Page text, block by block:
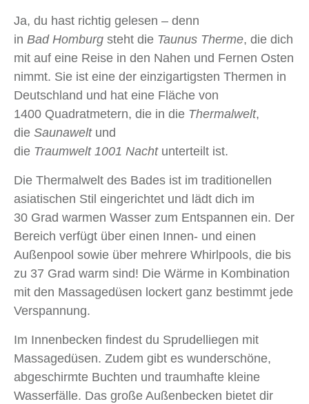
Ja, du hast richtig gelesen – denn
in Bad Homburg steht die Taunus Therme, die dich
mit auf eine Reise in den Nahen und Fernen Osten
nimmt. Sie ist eine der einzigartigsten Thermen in
Deutschland und hat eine Fläche von
1400 Quadratmetern, die in die Thermalwelt,
die Saunaweltund
die Traumwelt 1001 Nachtunterteilt ist.
Die Thermalwelt des Bades ist im traditionellen
asiatischen Stil eingerichtet und lädt dich im
30 Grad warmen Wasser zum Entspannen ein. Der
Bereich verfügt über einen Innen- und einen
Außenpool sowie über mehrere Whirlpools, die bis
zu 37 Grad warm sind! Die Wärme in Kombination
mit den Massagedüsen lockert ganz bestimmt jede
Verspannung.
Im Innenbecken findest du Sprudelliegen mit
Massagedüsen. Zudem gibt es wunderschöne,
abgeschirmte Buchten und traumhafte kleine
Wasserfälle. Das große Außenbecken bietet dir